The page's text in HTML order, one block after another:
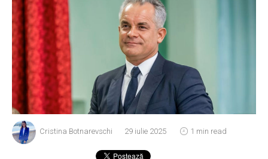
Cristina Botnarevschi 29 iulie 2025 1 min read